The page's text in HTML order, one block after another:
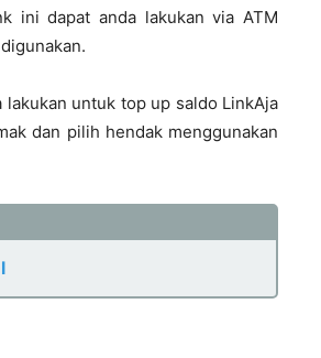
ini dapat anda lakukan via ATM
untuk top up saldo LinkAja
dan pilih hendak menggunakan